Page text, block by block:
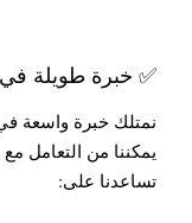
✅ خبرة طويلة
نمتلك خبرة واسعة
يمكننا من التعامل
تساعدنا على: